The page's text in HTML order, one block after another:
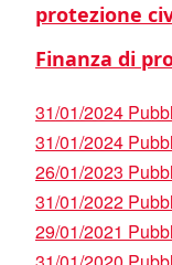
protezione
Finanza di
31/01/2024
31/01/2024
26/01/2023
31/01/2022
29/01/2021